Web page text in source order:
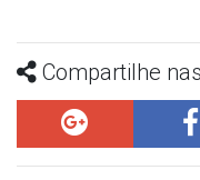
Compartilhe